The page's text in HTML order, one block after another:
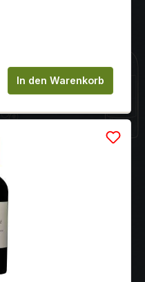
und
gefolgt von
mit einer
schöne Frische sorgt.
den
In den Warenkorb